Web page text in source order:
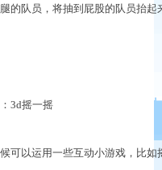
的队员，将抽到屁股的队员抬
3d摇一摇
以运用一些互动小游戏，比如